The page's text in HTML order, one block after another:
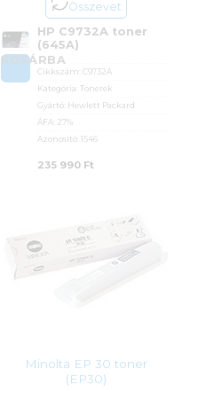
Összevet
KOSÁRBA
HP C9732A toner
(645A)
Cikkszám: C9732A
Kategória: Tonerek
Gyártó: Hewlett Packard
ÁFA: 27%
Azonosító: 1546
235 990 Ft
Minolta EP 30 toner
(EP30)